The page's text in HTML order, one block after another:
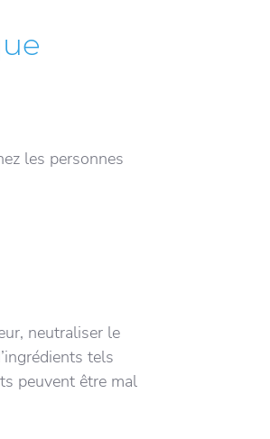
les personnes
neutraliser le
tels
peuvent être mal